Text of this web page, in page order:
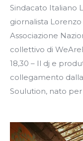
Sindacato Italiano
giornalista Lorenzo
Associazione
collettivo di
18,30 – Il dj e
collegamento
Soulution, nato